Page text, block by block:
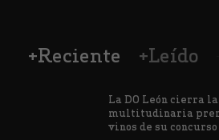
+Reciente +Leído
La DO León cierra
multitudinaria
vinos de su concurso